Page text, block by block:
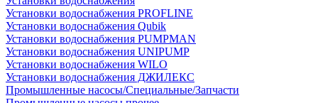
Установки водоснабжения PROFLINE
Установки водоснабжения Qubik
Установки водоснабжения PUMPMAN
Установки водоснабжения UNIPUMP
Установки водоснабжения WILO
Установки водоснабжения ДЖИЛЕКС
Промышленные насосы/Специальные/Запчасти